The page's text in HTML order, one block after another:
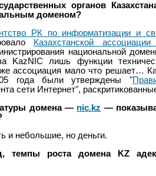
органов
доменом?
РК по информатизации и
Казахстанской
национальной
KazNIC лишь функции
ассоциация мало что решает…
года были утверждены "
сети Интернет",
домена — nic.kz —
и небольшие, но деньги.
роста домена KZ